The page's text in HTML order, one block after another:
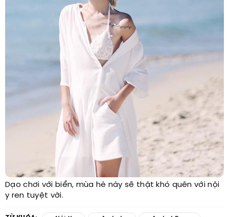
Dạo chơi với biển, mùa hè này sẽ thật khó quên với nội
y ren tuyệt vời.